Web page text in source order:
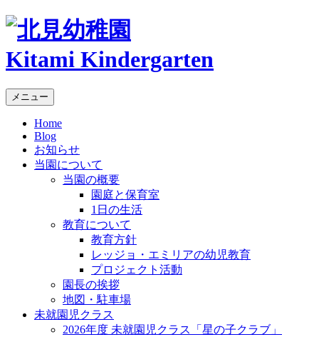
Kitami Kindergarten
メニュー
Home
Blog
お知らせ
当園について
当園の概要
園庭と保育室
1日の生活
教育について
教育方針
レッジョ・エミリアの幼児教育
プロジェクト活動
園長の挨拶
地図・駐車場
未就園児クラス
2026年度 未就園児クラス「星の子クラブ」